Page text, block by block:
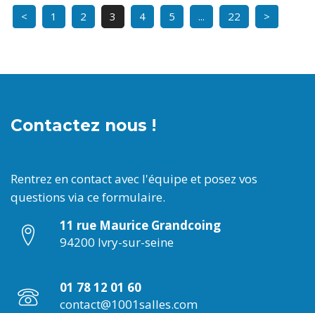
< 1 2 3 4 5 ... 22 >
Contactez nous !
Rentrez en contact avec l'équipe et posez vos
questions via ce formulaire.
11 rue Maurice Grandcoing
94200 Ivry-sur-seine
01 78 12 01 60
contact@1001salles.com